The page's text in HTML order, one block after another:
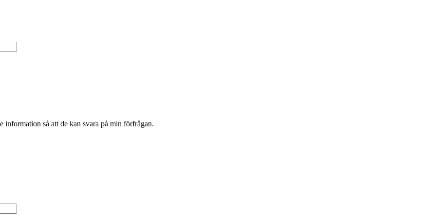
information så att de kan svara på min förfrågan.